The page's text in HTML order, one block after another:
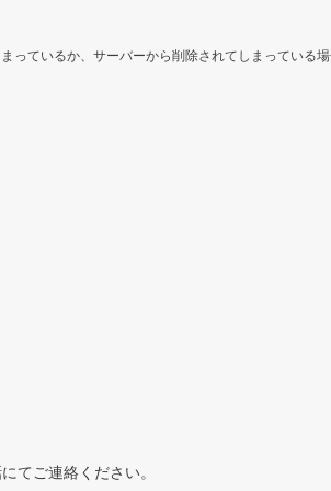
ているか、サーバーから削除されてしまっている場
てご連絡ください。